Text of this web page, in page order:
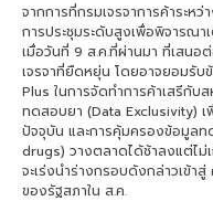
จากการที่กรมเจรจาการค้าระหว่
การประชุมระดับสูงเพื่อพิจารณา
เมื่อวันที่ 9 ส.ค.ที่ผ่านมา ที่เสนอ
เจรจาที่ยืดหยุ่น โดยอาจยอมรับ
Plus ในการจัดทำการค้าเสรีกั
ทดสอบยา (Data Exclusivity) เ
ปัจจุบัน และการคุ้มครองข้อมูล
drugs) วางตลาดได้ช้าลงแต่ไม่
จะเร่งนำร่างกรอบดังกล่าวเข้า
ของรัฐสภาใน ส.ค.